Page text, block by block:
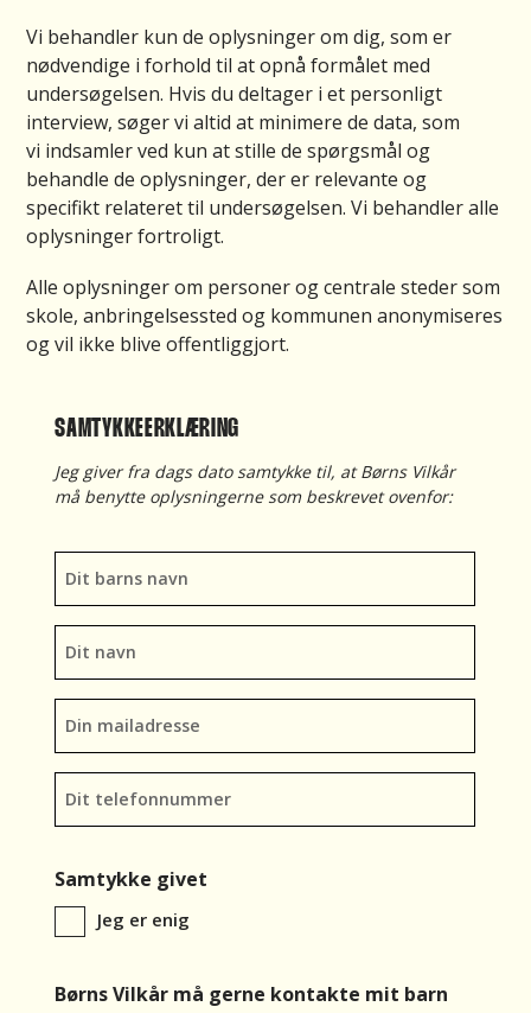
Vi behandler kun de oplysninger om dig, som er
nødvendige i forhold til at opnå formålet med
undersøgelsen. Hvis du deltager i et personligt
interview, søger vi altid at minimere de data, som
vi indsamler ved kun at stille de spørgsmål og
behandle de oplysninger, der er relevante og
specifikt relateret til undersøgelsen. Vi behandler alle
oplysninger fortroligt.
Alle oplysninger om personer og centrale steder som
skole, anbringelsessted og kommunen anonymiseres
og vil ikke blive offentliggjort.
SAMTYKKEERKLÆRING
Jeg giver fra dags dato samtykke til, at Børns Vilkår
må benytte oplysningerne som beskrevet ovenfor:
navn
*
navn
*
mailadresse
Samtykke givet
Jeg er enig
Børns Vilkår må gerne kontakte mit barn